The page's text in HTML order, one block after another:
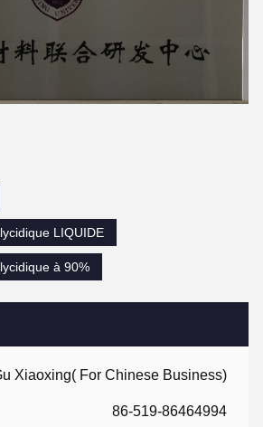
Xiaoxing( For Chinese Business)
86-519-86464994
LIQUIDE
à 90%